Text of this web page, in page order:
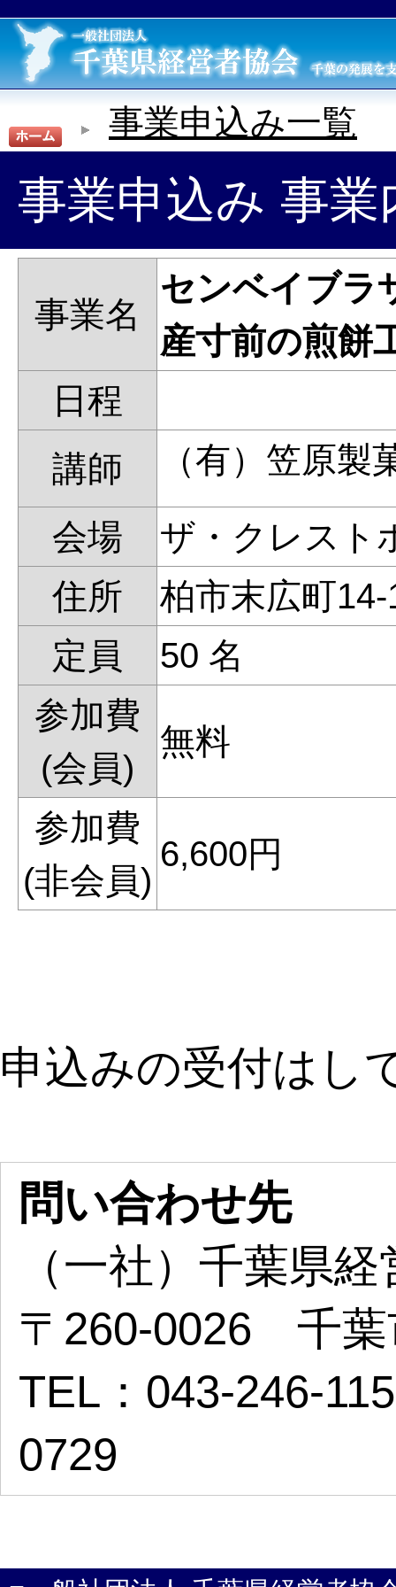
事業申込み一覧
事業申込み 事業
事業名
センベイブラ
産寸前の煎餅
日程
講師
（有）笠原
会場
ザ・クレスト
住所
柏市末広町14-
定員
50 名
参加費
(会員)
無料
参加費
(非会員)
6,600円
申込みの受付はし
問い合わせ先
（一社）千葉県
〒260-0026 千
TEL：043-246-
0729